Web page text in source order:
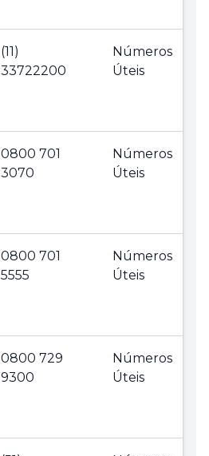
(11)
33722200
Números
Úteis
0800 701
3070
Números
Úteis
0800 701
5555
Números
Úteis
0800 729
9300
Números
Úteis